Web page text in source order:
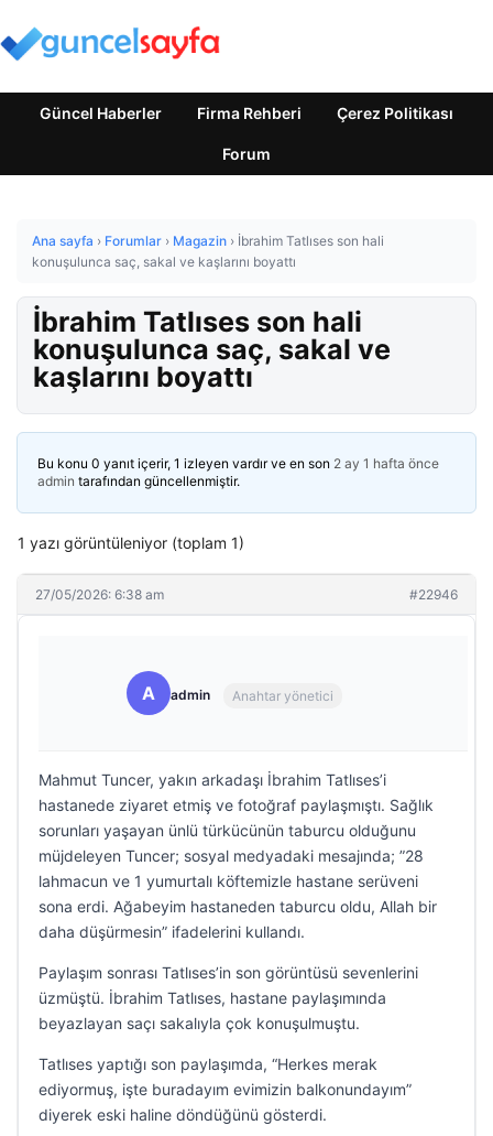
Güncel Haberler Firma Rehberi Çerez Politikası
Forum
Ana sayfa › Forumlar › Magazin › İbrahim Tatlıses son hali
konuşulunca saç, sakal ve kaşlarını boyattı
İbrahim Tatlıses son hali
konuşulunca saç, sakal ve
kaşlarını boyattı
Bu konu 0 yanıt içerir, 1 izleyen vardır ve en son 2 ay 1 hafta önce
admin tarafından güncellenmiştir.
1 yazı görüntüleniyor (toplam 1)
27/05/2026: 6:38 am #22946
A admin Anahtar yönetici
Mahmut Tuncer, yakın arkadaşı İbrahim Tatlıses’i
hastanede ziyaret etmiş ve fotoğraf paylaşmıştı. Sağlık
sorunları yaşayan ünlü türkücünün taburcu olduğunu
müjdeleyen Tuncer; sosyal medyadaki mesajında; ”28
lahmacun ve 1 yumurtalı köftemizle hastane serüveni
sona erdi. Ağabeyim hastaneden taburcu oldu, Allah bir
daha düşürmesin” ifadelerini kullandı.
Paylaşım sonrası Tatlıses’in son görüntüsü sevenlerini
üzmüştü. İbrahim Tatlıses, hastane paylaşımında
beyazlayan saçı sakalıyla çok konuşulmuştu.
Tatlıses yaptığı son paylaşımda, “Herkes merak
ediyormuş, işte buradayım evimizin balkonundayım”
diyerek eski haline döndüğünü gösterdi.